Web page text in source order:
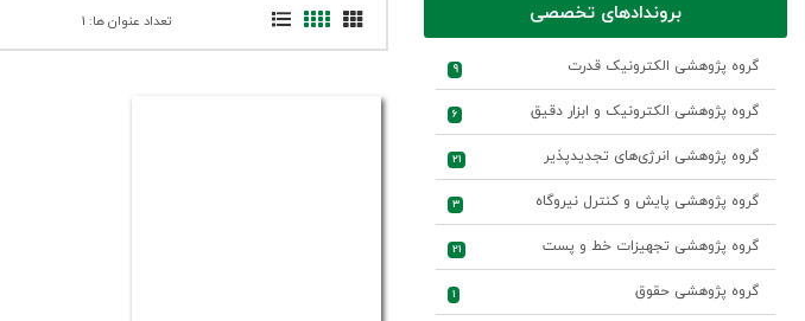
بروندادهای تخصصی
گروه پژوهشی الکترونیک قدرت 9
گروه پژوهشی الکترونیک و ابزار دقیق 6
گروه پژوهشی انرژی‌های تجدیدپذیر 21
گروه پژوهشی پایش و کنترل نیروگاه 3
گروه پژوهشی تجهیزات خط و پست 21
گروه پژوهشی حقوق 1
تعداد عنوان ها: 1